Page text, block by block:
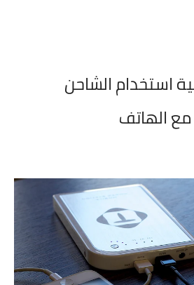
استخدام الشاحن
الهاتف